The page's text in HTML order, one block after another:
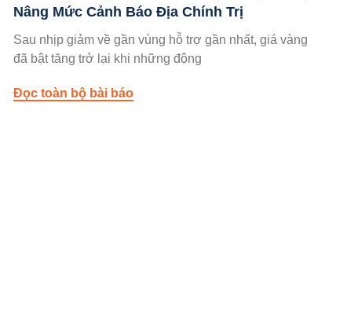
Nâng Mức Cảnh Báo Địa Chính Trị
Sau nhịp giảm về gần vùng hỗ trợ gần nhất, giá vàng
đã bật tăng trở lại khi những động
Đọc toàn bộ bài báo